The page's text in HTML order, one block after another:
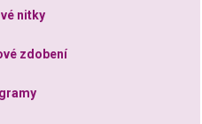
nitky
zdobení